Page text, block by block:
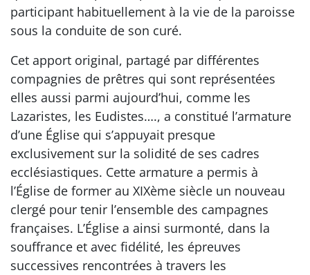
participant habituellement à la vie de la paroisse
sous la conduite de son curé.
Cet apport original, partagé par différentes
compagnies de prêtres qui sont représentées
elles aussi parmi aujourd’hui, comme les
Lazaristes, les Eudistes…., a constitué l’armature
d’une Église qui s’appuyait presque
exclusivement sur la solidité de ses cadres
ecclésiastiques. Cette armature a permis à
l’Église de former au XIXème siècle un nouveau
clergé pour tenir l’ensemble des campagnes
françaises. L’Église a ainsi surmonté, dans la
souffrance et avec fidélité, les épreuves
successives rencontrées à travers les